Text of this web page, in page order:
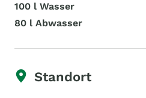
100 l Wasser
80 l Abwasser
Standort